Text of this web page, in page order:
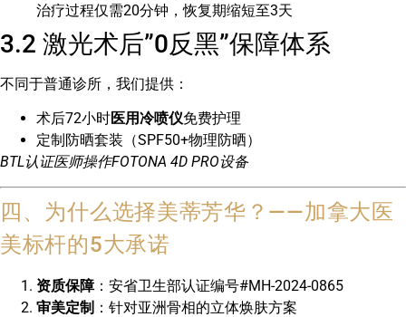
治疗过程仅需20分钟，恢复期缩短至3天
3.2 激光术后”0反黑”保障体系
不同于普通诊所，我们提供：
术后72小时医用冷喷仪免费护理
定制防晒套装（SPF50+物理防晒）
BTL认证医师操作FOTONA 4D PRO设备
四、为什么选择美蒂芳华？——加拿大医
美标杆的5大承诺
资质保障：安省卫生部认证编号#MH-2024-0865
审美定制 ：针对亚洲骨相的立体焕肤方案